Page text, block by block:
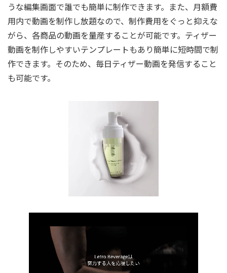
うな編集画面で誰でも簡単に制作できます。また、月額費
用内で動画を制作し放題なので、制作費用をぐっと抑えな
がら、各商品の動画を量産することが可能です。ティザー
動画を制作しやすいテンプレートもあり簡単に短時間で制
作できます。そのため、毎日ティザー動画を発信すること
も可能です。